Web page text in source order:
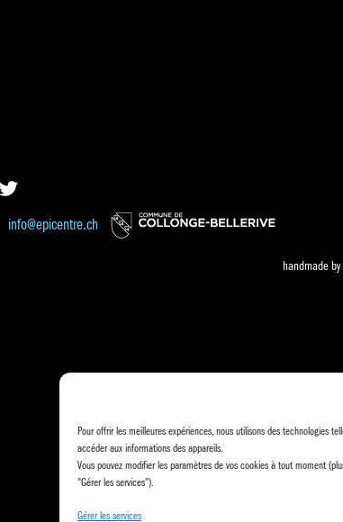
Pour offrir les meilleures expériences, nous utilisons des technologies
accéder aux informations des appareils.
Vous pouvez modifier les paramètres de vos cookies à tout moment
"Gérer les services").
Gérer les services
info@epicentre.ch
handmade by